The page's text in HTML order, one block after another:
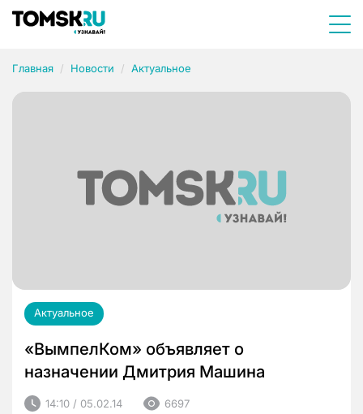
Главная Новости Актуальное
Актуальное
«ВымпелКом» объявляет о
назначении Дмитрия Машина
14:10 / 05.02.14 6697